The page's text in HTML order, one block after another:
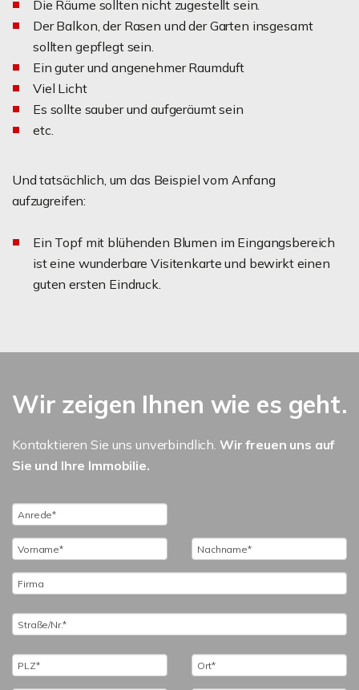
Die Räume sollten nicht zugestellt sein.
Der Balkon, der Rasen und der Garten insgesamt
sollten gepflegt sein.
Ein guter und angenehmer Raumduft
Viel Licht
Es sollte sauber und aufgeräumt sein
etc.
Und tatsächlich, um das Beispiel vom Anfang
aufzugreifen:
Ein Topf mit blühenden Blumen im Eingangsbereich
ist eine wunderbare Visitenkarte und bewirkt einen
guten ersten Eindruck.
Wir zeigen Ihnen wie es geht.
Kontaktieren Sie uns unverbindlich. Wir freuen uns auf
Sie und Ihre Immobilie.